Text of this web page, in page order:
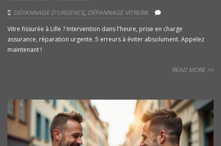
DÉPANNAGE D'URGENCE, DÉPANNAGE VITRERIE
Vitre fissurée à Lille ? Intervention dans l'heure, prise en charge
assurance, réparation urgente. 5 erreurs à éviter absolument. Appelez
maintenant !
READ MORE >>